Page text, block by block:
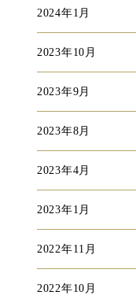
2024年1月
2023年10月
2023年9月
2023年8月
2023年4月
2023年1月
2022年11月
2022年10月